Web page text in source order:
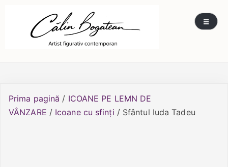
Călin Bogătean
Picturi originale, icoane contemporane pe lemn
și sticlă, portrete și restaurare artă – Călin
Bogătean
Prima pagină / ICOANE PE LEMN DE
VÂNZARE / Icoane cu sfinți / Sfântul Iuda Tadeu